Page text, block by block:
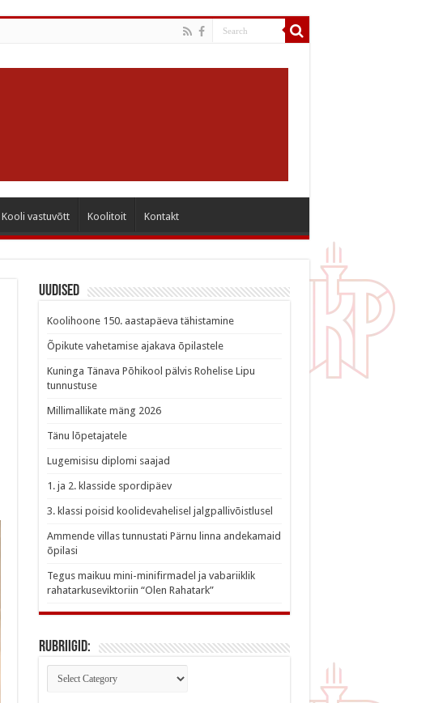
Kooli vastuvõtt Koolitoit Kontakt
Uudised
Koolihoone 150. aastapäeva tähistamine
Õpikute vahetamise ajakava õpilastele
Kuninga Tänava Põhikool pälvis Rohelise Lipu
tunnustuse
Millimallikate mäng 2026
Tänu lõpetajatele
Lugemisisu diplomi saajad
1. ja 2. klasside spordipäev
3. klassi poisid koolidevahelisel jalgpallivõistlusel
Ammende villas tunnustati Pärnu linna andekamaid
õpilasi
Tegus maikuu mini-minifirmadel ja vabariiklik
rahatarkuseviktoriin “Olen Rahatark”
Rubriigid:
Rubriigid: